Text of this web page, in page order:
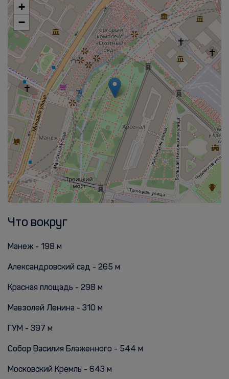
+
−
Что вокруг
Манеж - 198 м
Александровский сад - 265 м
Красная площадь - 298 м
Мавзолей Ленина - 310 м
ГУМ - 397 м
Собор Василия Блаженного - 544 м
Московский Кремль - 643 м